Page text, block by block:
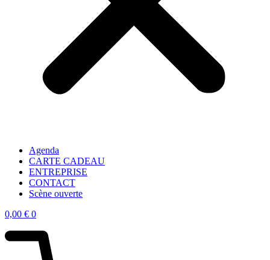
Agenda
CARTE CADEAU
ENTREPRISE
CONTACT
Scène ouverte
0,00 € 0